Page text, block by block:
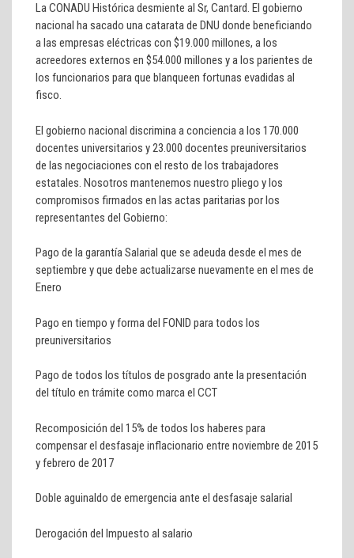
La CONADU Histórica desmiente al Sr, Cantard. El gobierno
nacional ha sacado una catarata de DNU donde beneficiando
a las empresas eléctricas con $19.000 millones, a los
acreedores externos en $54.000 millones y a los parientes de
los funcionarios para que blanqueen fortunas evadidas al
fisco.
El gobierno nacional discrimina a conciencia a los 170.000
docentes universitarios y 23.000 docentes preuniversitarios
de las negociaciones con el resto de los trabajadores
estatales. Nosotros mantenemos nuestro pliego y los
compromisos firmados en las actas paritarias por los
representantes del Gobierno:
Pago de la garantía Salarial que se adeuda desde el mes de
septiembre y que debe actualizarse nuevamente en el mes de
Enero
Pago en tiempo y forma del FONID para todos los
preuniversitarios
Pago de todos los títulos de posgrado ante la presentación
del título en trámite como marca el CCT
Recomposición del 15% de todos los haberes para
compensar el desfasaje inflacionario entre noviembre de 2015
y febrero de 2017
Doble aguinaldo de emergencia ante el desfasaje salarial
Derogación del Impuesto al salario